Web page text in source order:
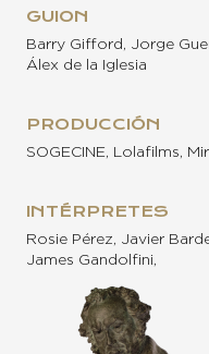
GUION
Barry Gifford, Jorge
Álex de la Iglesia
PRODUCCIÓN
SOGECINE, Lolafilms,
INTÉRPRETES
Rosie Pérez, Javier
James Gandolfini,